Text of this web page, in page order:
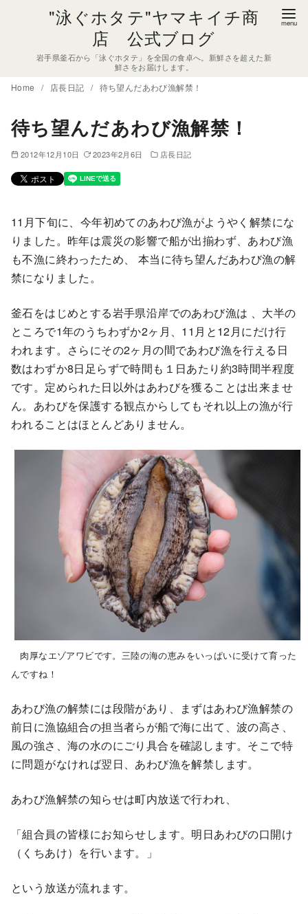
"泳ぐホタテ"ヤマキイチ商
店 公式ブログ
岩手県釜石から「泳ぐホタテ」を全国の食卓へ。新鮮さを超えた新
鮮さをお届けします。
Home 店長日記 待ち望んだあわび漁解禁！
待ち望んだあわび漁解禁！
2012年12月10日 2023年2月6日 店長日記
11月下旬に、今年初めてのあわび漁がようやく解禁にな
りました。昨年は震災の影響で船が出揃わず、あわび漁
も不漁に終わったため、 本当に待ち望んだあわび漁の解
禁になりました。
釜石をはじめとする岩手県沿岸でのあわび漁は 、大半の
ところで1年のうちわずか2ヶ月、11月と12月にだけ行
われます。さらにその2ヶ月の間であわび漁を行える日
数はわずか8日足らずで時間も１日あたり約3時間半程度
です。定められた日以外はあわびを獲ることは出来ませ
ん。あわびを保護する観点からしてもそれ以上の漁が行
われることはほとんどありません。
肉厚なエゾアワビです。三陸の海の恵みをいっぱいに受けて育った
んですね！
あわび漁の解禁には段階があり、まずはあわび漁解禁の
前日に漁協組合の担当者らが船で海に出て、波の高さ、
風の強さ、海の水のにごり具合を確認します。そこで特
に問題がなければ翌日、あわび漁を解禁します。
あわび漁解禁の知らせは町内放送で行われ、
「組合員の皆様にお知らせします。明日あわびの口開け
（くちあけ）を行います。」
という放送が流れます。